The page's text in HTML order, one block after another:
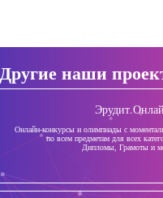
Другие наши
Онлайн-конкурсы и олимпиады с
по всем предметам для всех
Дипломы, Грамоты и